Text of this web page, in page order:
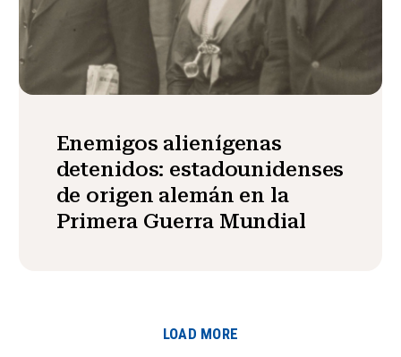
Enemigos alienígenas
detenidos: estadounidenses
de origen alemán en la
Primera Guerra Mundial
LOAD MORE